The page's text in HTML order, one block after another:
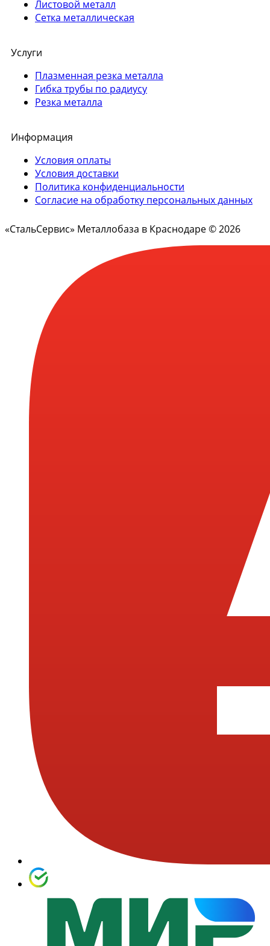
Листовой металл
Сетка металлическая
Услуги
Плазменная резка металла
Гибка трубы по радиусу
Резка металла
Информация
Условия оплаты
Условия доставки
Политика конфиденциальности
Согласие на обработку персональных данных
«СтальСервис» Металлобаза в Краснодаре © 2026